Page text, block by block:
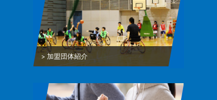
加盟団体紹介